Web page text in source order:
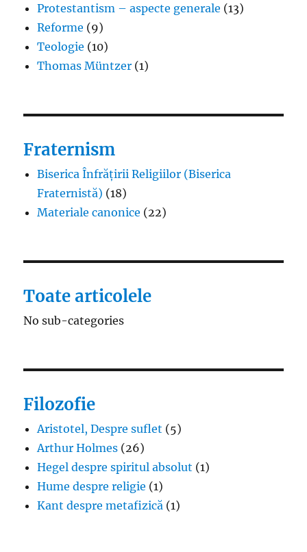
Protestantism – aspecte generale (13)
Reforme (9)
Teologie (10)
Thomas Müntzer (1)
Fraternism
Biserica Înfrățirii Religiilor (Biserica
Fraternistă) (18)
Materiale canonice (22)
Toate articolele
No sub-categories
Filozofie
Aristotel, Despre suflet (5)
Arthur Holmes (26)
Hegel despre spiritul absolut (1)
Hume despre religie (1)
Kant despre metafizică (1)